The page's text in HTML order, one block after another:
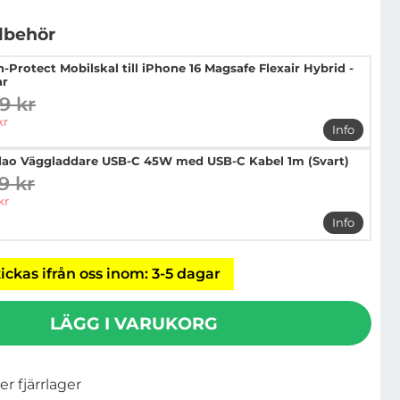
Protect Mobilskal till iPhone 16 Magsafe Flexair Hybrid -
pris
kr
Info
mer info
Väggladdare USB-C 45W med USB-C Kabel 1m (Svart)
pris
kr
Info
mer info
ifrån oss inom: 3-5 dagar
LÄGG I VARUKORG
fjärrlager